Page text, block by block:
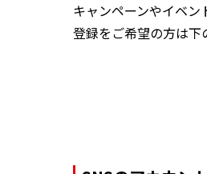
キャンペーンやイベン
登録をご希望の方は下